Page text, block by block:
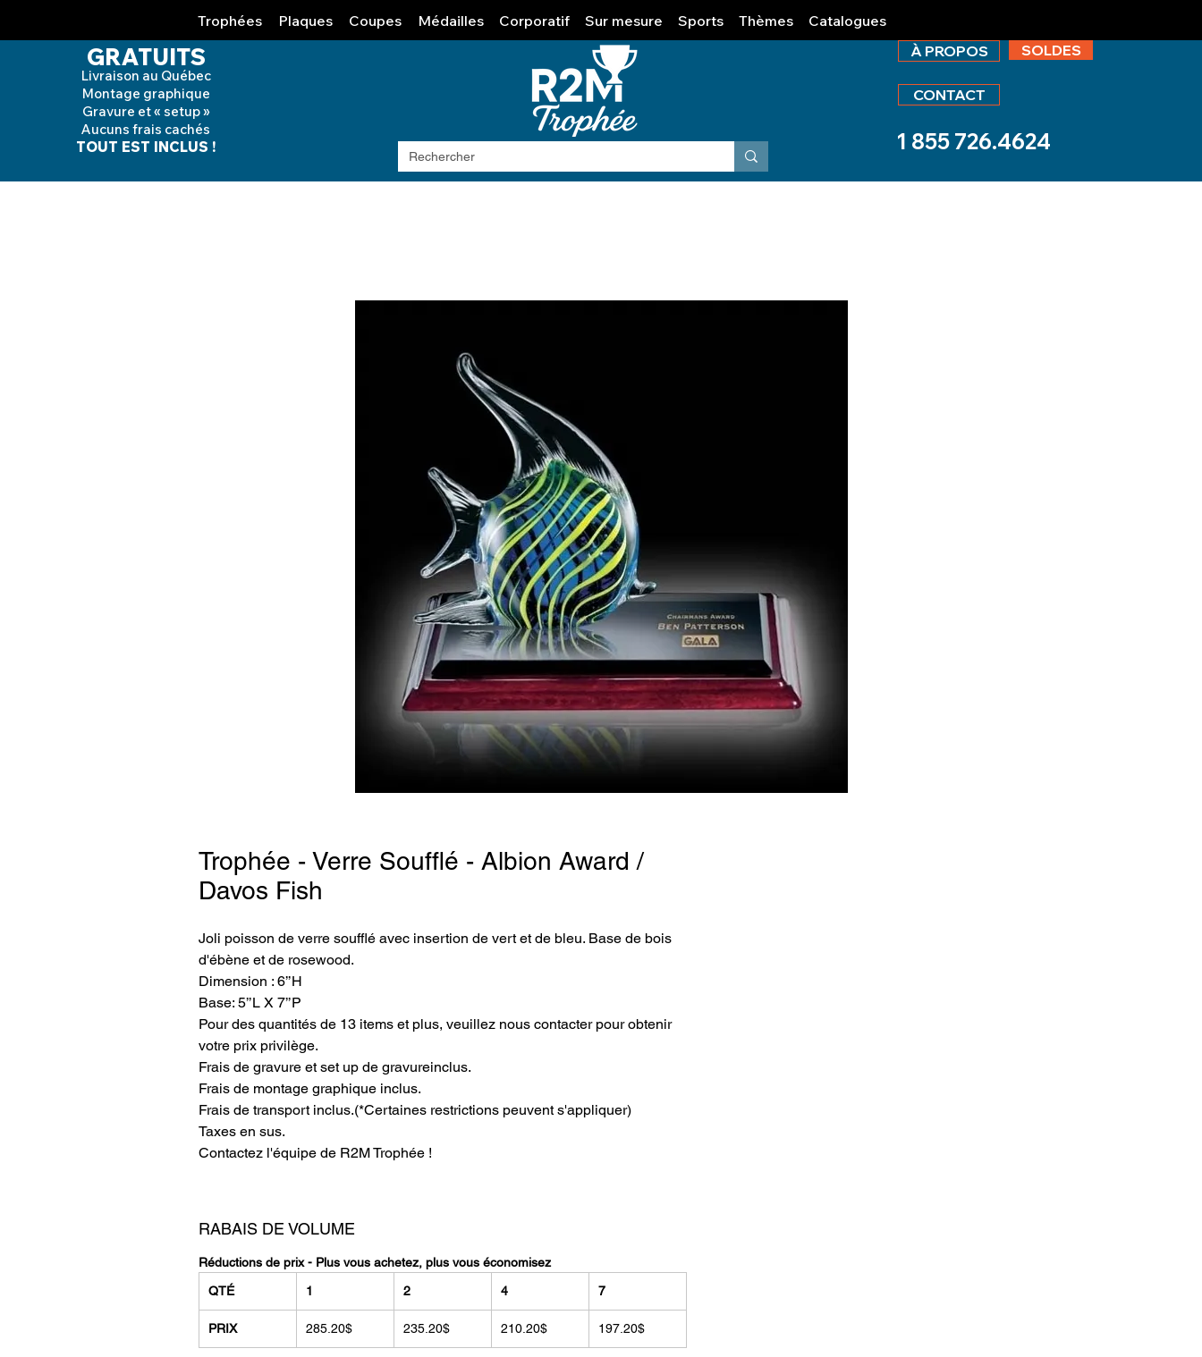
Trophées Plaques Coupes Médailles Corporatif Sur mesure Sports Thèmes Catalogues
GRATUITS
Livraison au Québec
Montage graphique
Gravure et « setup »
Aucuns frais cachés
TOUT EST INCLUS !
À PROPOS SOLDES
CONTACT
1 855 726.4624
Trophée - Verre Soufflé - Albion Award /
Davos Fish
Joli poisson de verre soufflé avec insertion de vert et de bleu. Base de bois
d'ébène et de rosewood.
Dimension : 6’’H
Base: 5’’L X 7’’P
Pour des quantités de 13 items et plus, veuillez nous contacter pour obtenir
votre prix privilège.
Frais de gravure et set up de gravureinclus.
Frais de montage graphique inclus.
Frais de transport inclus.(*Certaines restrictions peuvent s'appliquer)
Taxes en sus.
Contactez l'équipe de R2M Trophée !
RABAIS DE VOLUME
Réductions de prix - Plus vous achetez, plus vous économisez
QTÉ
1 2 4 7
PRIX 285.20$ 235.20$ 210.20$ 197.20$